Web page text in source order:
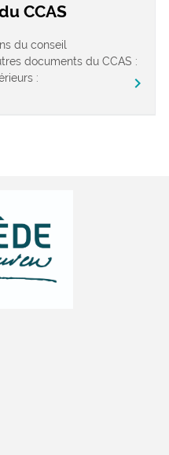
CCAS
du conseil
documents du CCAS :
:
chevron_right